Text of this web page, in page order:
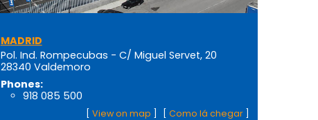
MADRID
Pol. Ind. Rompecubas - C/ Miguel Servet, 20
28340 Valdemoro
Phones:
918 085 500
Como lá chegar]
View on map